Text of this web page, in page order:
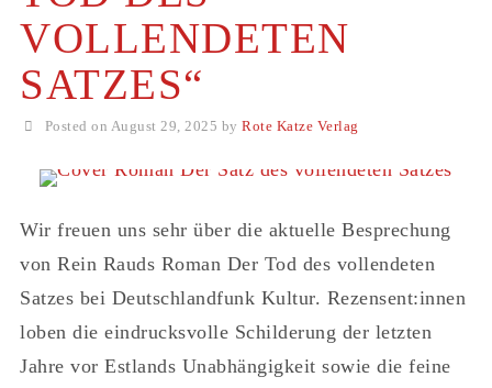
VOLLENDETEN
SATZES“
Posted on August 29, 2025 byRote Katze Verlag
Wir freuen uns sehr über die aktuelle Besprechung
von Rein Rauds Roman Der Tod des vollendeten
Satzes bei Deutschlandfunk Kultur. Rezensent:innen
loben die eindrucksvolle Schilderung der letzten
Jahre vor Estlands Unabhängigkeit sowie die feine